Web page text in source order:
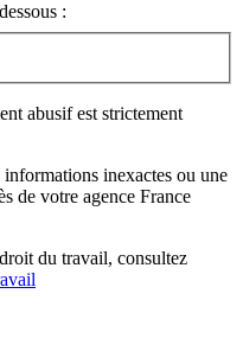
:
abusif est strictement
informations inexactes ou une
de votre agence France
droit du travail, consultez